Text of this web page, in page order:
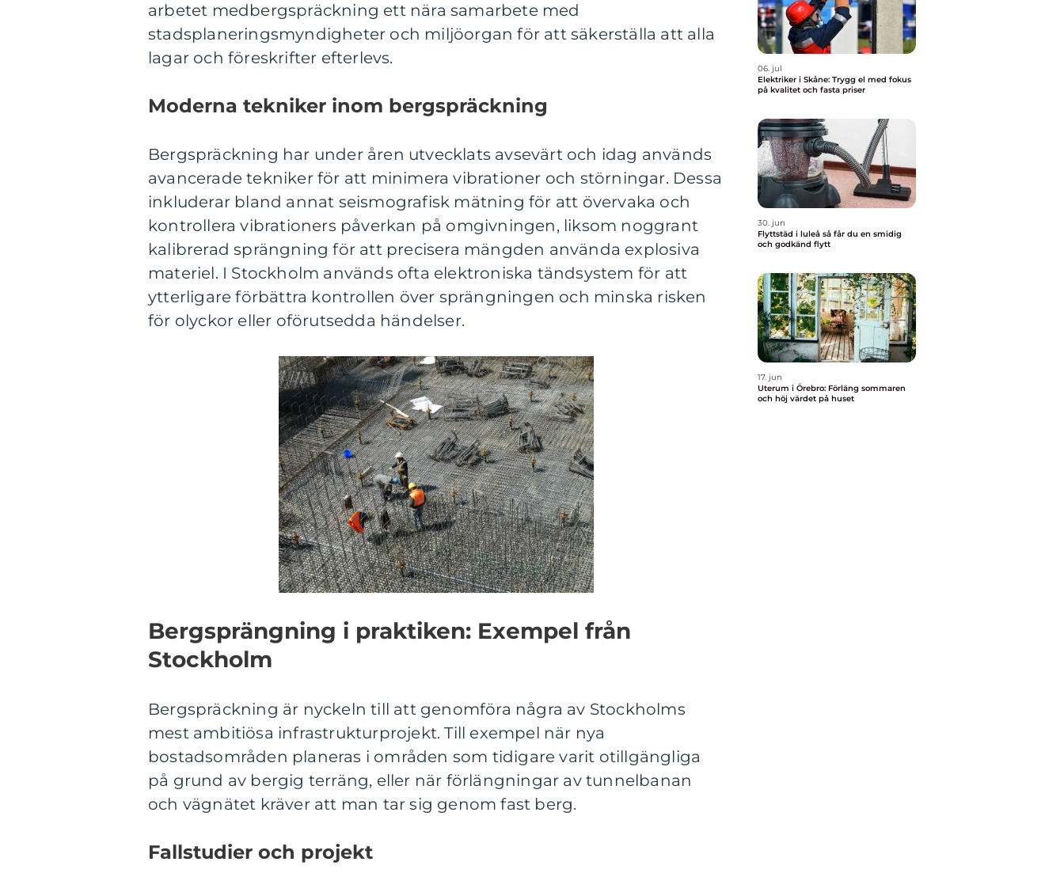
arbetet medbergspräckning ett nära samarbete med
stadsplaneringsmyndigheter och miljöorgan för att säkerställa att alla
lagar och föreskrifter efterlevs.
Moderna tekniker inom bergspräckning
Bergspräckning har under åren utvecklats avsevärt och idag används
avancerade tekniker för att minimera vibrationer och störningar. Dessa
inkluderar bland annat seismografisk mätning för att övervaka och
kontrollera vibrationers påverkan på omgivningen, liksom noggrant
kalibrerad sprängning för att precisera mängden använda explosiva
materiel. I Stockholm används ofta elektroniska tändsystem för att
ytterligare förbättra kontrollen över sprängningen och minska risken
för olyckor eller oförutsedda händelser.
Bergsprängning i praktiken: Exempel från
Stockholm
Bergspräckning är nyckeln till att genomföra några av Stockholms
mest ambitiösa infrastrukturprojekt. Till exempel när nya
bostadsområden planeras i områden som tidigare varit otillgängliga
på grund av bergig terräng, eller när förlängningar av tunnelbanan
och vägnätet kräver att man tar sig genom fast berg.
Fallstudier och projekt
06. jul
Elektriker i Skåne: Trygg el med fokus
på kvalitet och fasta priser
30. jun
Flyttstäd i luleå så får du en smidig
och godkänd flytt
17. jun
Uterum i Örebro: Förläng sommaren
och höj värdet på huset